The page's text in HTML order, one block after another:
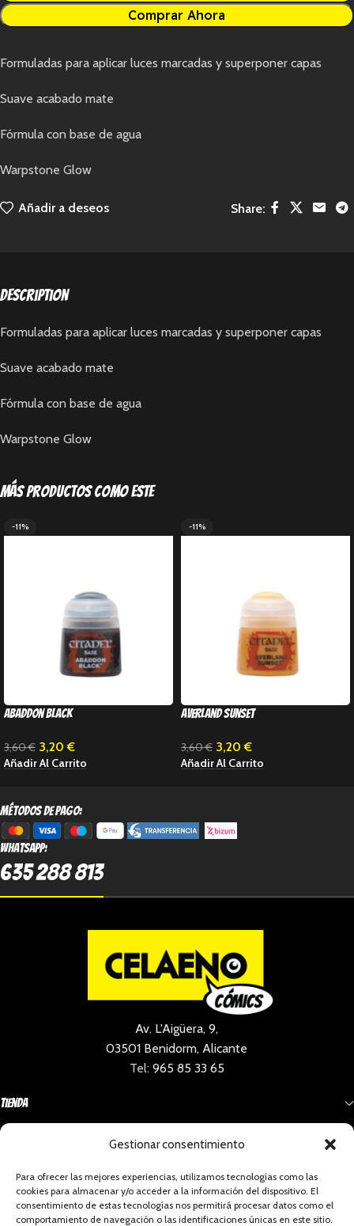
Gestionar consentimiento
Para ofrecer las mejores experiencias, utilizamos tecnologías como las
cookies para almacenar y/o acceder a la información del dispositivo. El
consentimiento de estas tecnologías nos permitirá procesar datos como el
comportamiento de navegación o las identificaciones únicas en este sitio.
Comprar Ahora
Formuladas para aplicar luces marcadas y superponer capas
Suave acabado mate
Fórmula con base de agua
Warpstone Glow
Añadir a deseos Share:
Description
Formuladas para aplicar luces marcadas y superponer capas
Suave acabado mate
Fórmula con base de agua
Warpstone Glow
Más productos como este
-11%
Abaddon Black
3,60€ 3,20€
Añadir Al Carrito
-11%
Averland Sunset
3,60€ 3,20€
Añadir Al Carrito
métodos de pago:
Whatsapp:
635 288 813
Av. L'Aigüera, 9,
03501 Benidorm, Alicante
Tel: 965 85 33 65
Tienda
Social